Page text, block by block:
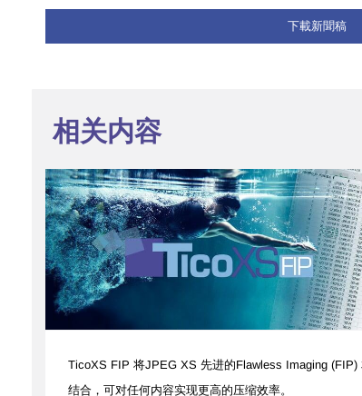
下載新聞稿
相关内容
​​TicoXS FIP 将JPEG XS 先进的Flawless Imaging (FIP)
结合，可对任何内容实现更高的压缩效率。